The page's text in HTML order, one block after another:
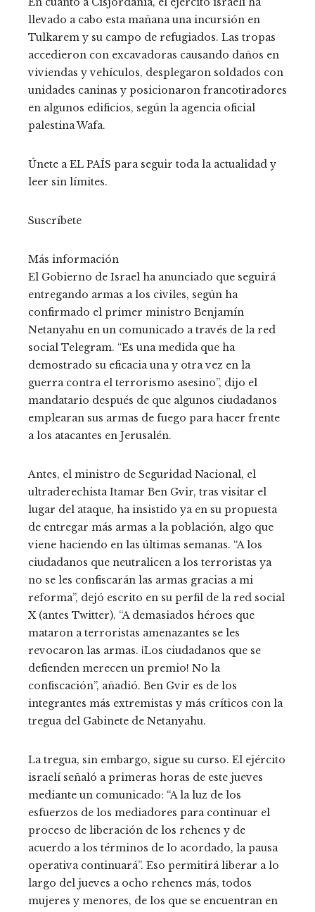
llevado a cabo esta mañana una incursión en
Tulkarem y su campo de refugiados. Las tropas
accedieron con excavadoras causando daños en
viviendas y vehículos, desplegaron soldados con
unidades caninas y posicionaron francotiradores
en algunos edificios, según la agencia oficial
palestina Wafa.
Únete a EL PAÍS para seguir toda la actualidad y
leer sin límites.
Suscríbete
Más información
El Gobierno de Israel ha anunciado que seguirá
entregando armas a los civiles, según ha
confirmado el primer ministro Benjamín
Netanyahu en un comunicado a través de la red
social Telegram. “Es una medida que ha
demostrado su eficacia una y otra vez en la
guerra contra el terrorismo asesino”, dijo el
mandatario después de que algunos ciudadanos
emplearan sus armas de fuego para hacer frente
a los atacantes en Jerusalén.
Antes, el ministro de Seguridad Nacional, el
ultraderechista Itamar Ben Gvir, tras visitar el
lugar del ataque, ha insistido ya en su propuesta
de entregar más armas a la población, algo que
viene haciendo en las últimas semanas. “A los
ciudadanos que neutralicen a los terroristas ya
no se les confiscarán las armas gracias a mi
reforma”, dejó escrito en su perfil de la red social
X (antes Twitter). “A demasiados héroes que
mataron a terroristas amenazantes se les
revocaron las armas. ¡Los ciudadanos que se
defienden merecen un premio! No la
confiscación”, añadió. Ben Gvir es de los
integrantes más extremistas y más críticos con la
tregua del Gabinete de Netanyahu.
La tregua, sin embargo, sigue su curso. El ejército
israelí señaló a primeras horas de este jueves
mediante un comunicado: “A la luz de los
esfuerzos de los mediadores para continuar el
proceso de liberación de los rehenes y de
acuerdo a los términos de lo acordado, la pausa
operativa continuará”. Eso permitirá liberar a lo
largo del jueves a ocho rehenes más, todos
mujeres y menores, de los que se encuentran en